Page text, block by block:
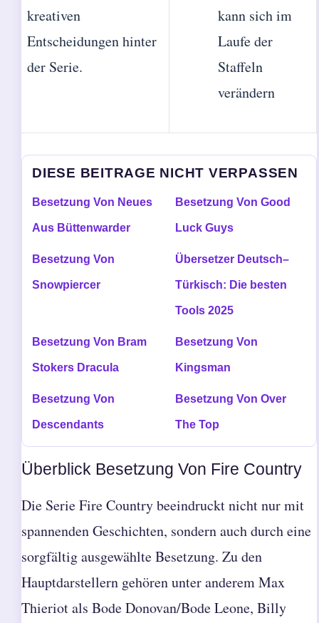
kreativen
Entscheidungen hinter
der Serie.
kann sich im
Laufe der
Staffeln
verändern
DIESE BEITRAGE NICHT VERPASSEN
Besetzung Von Neues
Aus Büttenwarder
Besetzung Von Good
Luck Guys
Besetzung Von
Snowpiercer
Übersetzer Deutsch–
Türkisch: Die besten
Tools 2025
Besetzung Von Bram
Stokers Dracula
Besetzung Von
Kingsman
Besetzung Von
Descendants
Besetzung Von Over
The Top
Überblick Besetzung Von Fire Country
Die Serie Fire Country beeindruckt nicht nur mit
spannenden Geschichten, sondern auch durch eine
sorgfältig ausgewählte Besetzung. Zu den
Hauptdarstellern gehören unter anderem Max
Thieriot als Bode Donovan/Bode Leone, Billy